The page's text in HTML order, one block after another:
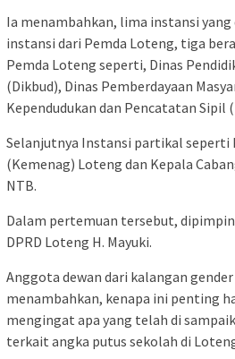
Ia menambahkan, lima instansi
instansi dari Pemda Loteng, tiga
Pemda Loteng seperti, Dinas
(Dikbud), Dinas Pemberdayaan
Kependudukan dan Pencatatan Sipil
Selanjutnya Instansi partikal seperti
(Kemenag) Loteng dan Kepala
NTB.
Dalam pertemuan tersebut,
DPRD Loteng H. Mayuki.
Anggota dewan dari kalangan
menambahkan, kenapa ini penting
mengingat apa yang telah di
terkait angka putus sekolah di